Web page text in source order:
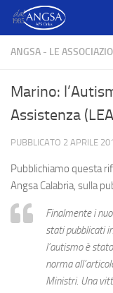
Salta al contenuto
ANGSA - LE
Marino:
Assistenza
PUBBLICATO 2 APRILE
Pubblichiamo questa
Angsa Calabria, sulla
Finalmente i
stati pubblicati
l’autismo è
norma
Ministri. Una